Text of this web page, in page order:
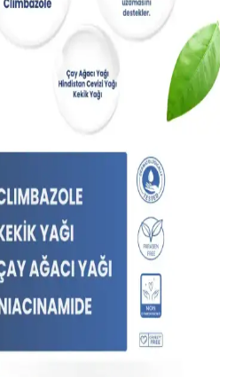
güçlendirici ve besleyici içeriklerle
kullanımda doğal dolgunluk sağlar.
Şampuanlar: İçerik ve
şampuanların temel içerikleri,
detaylı bilgi içerir.
ile Sağlıklı ve Güçlü
ve besleyici içerikleriyle saçların
yardımcı olur, sağlıklı saç
Saçlara Ulaşmanın
ürünler ve düzenli kullanımın
alışkanlıklar ile saçlarınızda